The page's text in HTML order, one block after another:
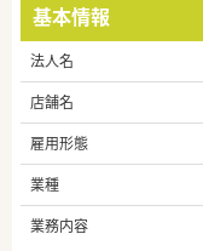
基本情報
法人名
店舗名
雇用形態
業種
業務内容